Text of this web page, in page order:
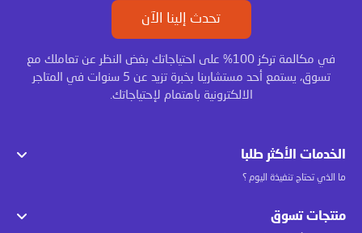
تحدث إلينا الآن
في مكالمة تركز 100% على احتياجاتك بغض النظر عن تعاملك مع
تسوق، يستمع أحد مستشارينا بخبرة تزيد عن 5 سنوات في المتاجر
الالكترونية باهتمام لإحتياجاتك.
الخدمات الأكثر طلبا
ما الذي تحتاج تنفيذة اليوم ؟
منتجات تسوق